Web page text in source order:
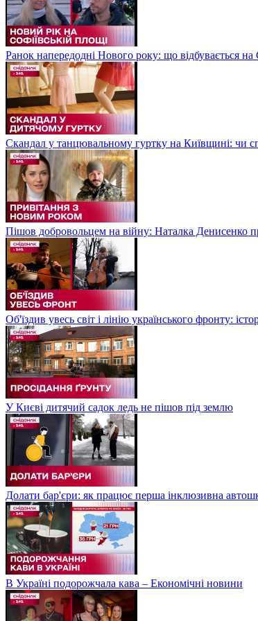
Ранок напередодні Нового року: що відбувається
Скандал у танцювальному гуртку на Київщині: чи
Пішов добровольцем на війну: Наталка Денисенко
Об'їздив увесь світ і лінію українського фронту:
У Києві дитячий садок ледь не пішов під землю
Долати бар'єри: як працює перша інклюзивна
В Україні подорожчала кава – Економічні новини